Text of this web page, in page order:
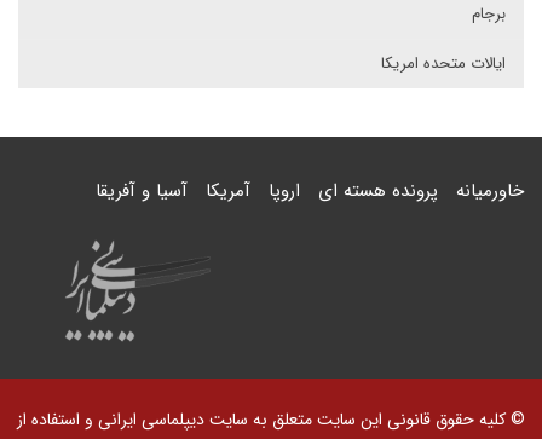
برجام
ایالات متحده امریکا
خاورمیانه پرونده هسته ای اروپا آمریکا آسیا و آفریقا
© کلیه حقوق قانونی این سایت متعلق به سایت دیپلماسی ایرانی و استفاده از